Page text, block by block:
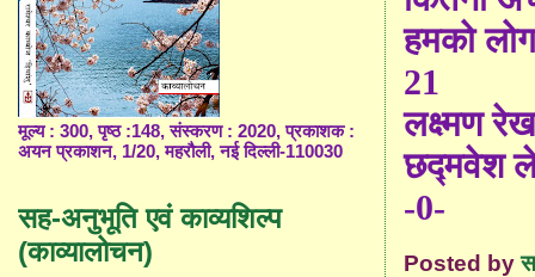
हमको
21
लक्ष्मण
छद्मवेश
-0-
Posted by
मूल्य : 300, पृष्ठ :148, संस्करण : 2020, प्रकाशक :
अयन प्रकाशन, 1/20, महरौली, नई दिल्ली-110030
सह-अनुभूति एवं काव्यशिल्प
(काव्यालोचन)